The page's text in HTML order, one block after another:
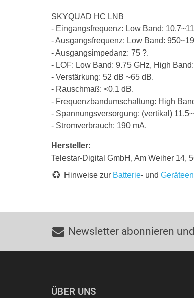
SKYQUAD HC LNB
- Eingangsfrequenz: Low Band:
- Ausgangsfrequenz: Low Band:
- Ausgangsimpedanz: 75 ?.
- LOF: Low Band: 9.75 GHz, High
- Verstärkung: 52 dB ~65 dB.
- Rauschmaß: <0.1 dB.
- Frequenzbandumschaltung: High
- Spannungsversorgung: (vertikal)
- Stromverbrauch: 190 mA.
Hersteller:
Telestar-Digital GmbH, Am Weiher 14,
Hinweise zur Batterie- und
Newsletter abonnieren
ÜBER UNS